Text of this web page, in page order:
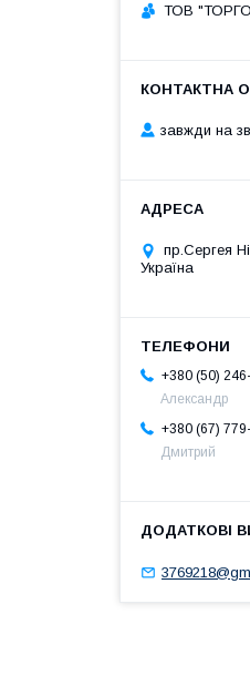
ТОВ
завжди на
пр.Сергея
Україна
+380 (50)
Александр
+380 (67)
Дмитрий